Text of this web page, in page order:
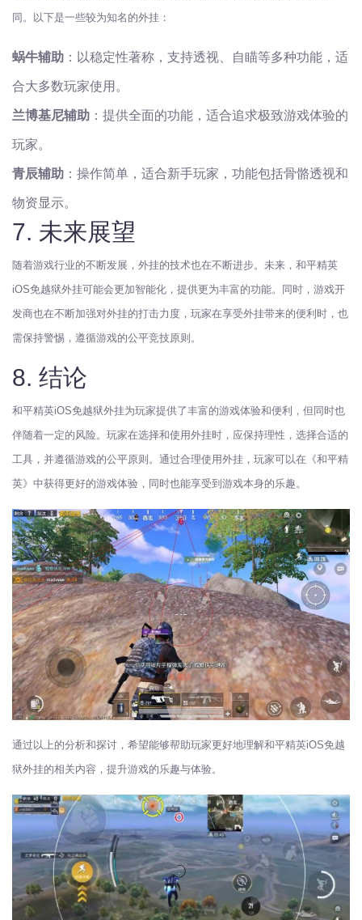
同。以下是一些较为知名的外挂：
蜗牛辅助 ：以稳定性著称，支持透视、自瞄等多种功能，适
合大多数玩家使用。
兰博基尼辅助 ：提供全面的功能，适合追求极致游戏体验的
玩家。
青辰辅助 ：操作简单，适合新手玩家，功能包括骨骼透视和
物资显示。
7. 未来展望
随着游戏行业的不断发展，外挂的技术也在不断进步。未来，和平精英
iOS免越狱外挂可能会更加智能化，提供更为丰富的功能。同时，游戏开
发商也在不断加强对外挂的打击力度，玩家在享受外挂带来的便利时，也
需保持警惕，遵循游戏的公平竞技原则。
8. 结论
和平精英iOS免越狱外挂为玩家提供了丰富的游戏体验和便利，但同时也
伴随着一定的风险。玩家在选择和使用外挂时，应保持理性，选择合适的
工具，并遵循游戏的公平原则。通过合理使用外挂，玩家可以在《和平精
英》中获得更好的游戏体验，同时也能享受到游戏本身的乐趣。
通过以上的分析和探讨，希望能够帮助玩家更好地理解和平精英iOS免越
狱外挂的相关内容，提升游戏的乐趣与体验。